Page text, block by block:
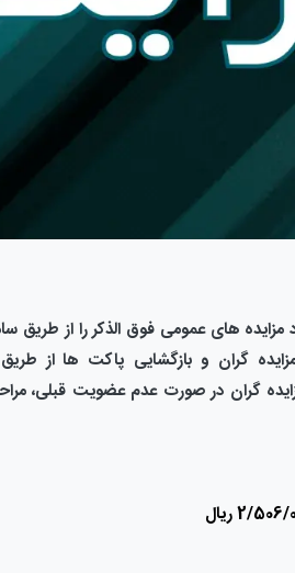
مزایده های عمومی فوق الذکر را از طریق
مزایده گران و بازگشایی پاکت ها از
گران در صورت عدم عضویت قبلی،